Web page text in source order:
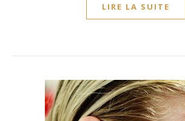
LIRE LA SUITE